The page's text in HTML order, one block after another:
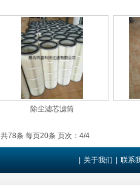
除尘滤芯滤筒
共78条 每页20条 页次：4/4
关于我们 联系